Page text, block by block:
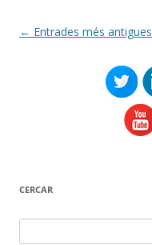
Navegació
← Entrades més antigues
CERCAR